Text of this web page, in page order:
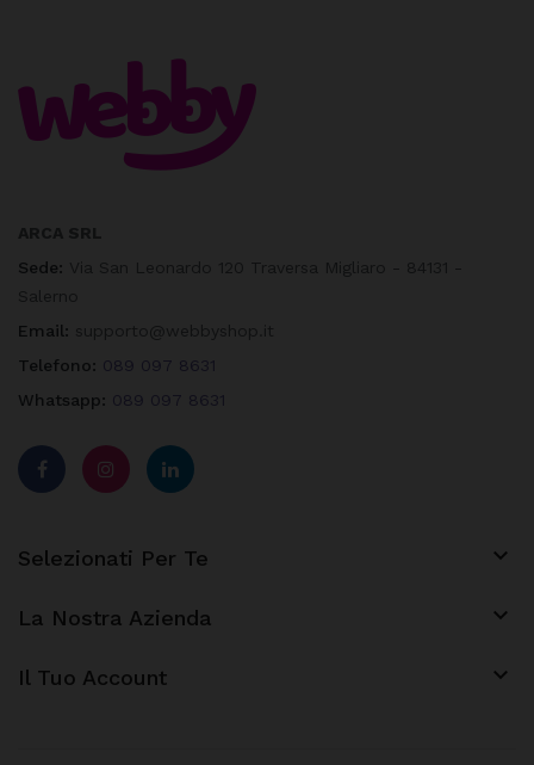
Sede:
Email:
Telefono: 089 097 8631
Whatsapp: 089 097 8631
Selezionati Per Te 
La Nostra Azienda 
Il Tuo Account keyboard_arrow_down